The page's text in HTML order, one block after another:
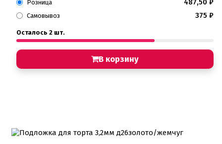
Розница 487,50 ₽
Самовывоз 375 ₽
Осталось 2 шт.
В корзину